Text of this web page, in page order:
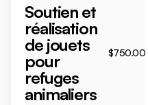
Soutien et
réalisation
de jouets
pour
refuges
animaliers
$750.00